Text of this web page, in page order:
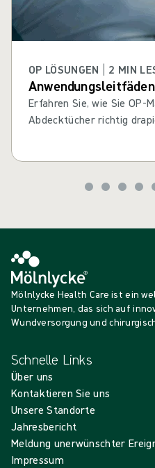
OP LÖSUNGEN | 2 MIN
Erfahren Sie, wie Sie OP-
Abdecktücher richtig
Mölnlycke Health Care ist ein
Unternehmen, das sich auf
Wundversorgung und
Schnelle Links
Über uns
Kontaktieren Sie uns
Unsere Standorte
Jahresbericht
Meldung unerwünschter
Impressum